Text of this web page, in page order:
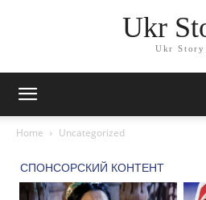
Ukr
Ukr Story
Home Uncategorized